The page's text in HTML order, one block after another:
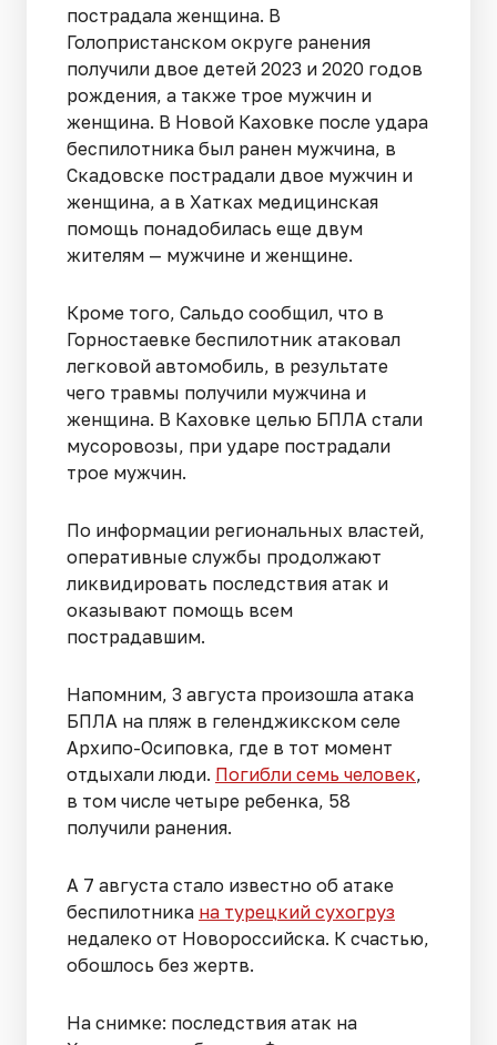
пострадала женщина. В
Голопристанском округе ранения
получили двое детей 2023 и 2020 годов
рождения, а также трое мужчин и
женщина. В Новой Каховке после удара
беспилотника был ранен мужчина, в
Скадовске пострадали двое мужчин и
женщина, а в Хатках медицинская
помощь понадобилась еще двум
жителям — мужчине и женщине.
Кроме того, Сальдо сообщил, что в
Горностаевке беспилотник атаковал
легковой автомобиль, в результате
чего травмы получили мужчина и
женщина. В Каховке целью БПЛА стали
мусоровозы, при ударе пострадали
трое мужчин.
По информации региональных властей,
оперативные службы продолжают
ликвидировать последствия атак и
оказывают помощь всем
пострадавшим.
Напомним, 3 августа произошла атака
БПЛА на пляж в геленджикском селе
Архипо-Осиповка, где в тот момент
отдыхали люди. Погибли семь человек,
в том числе четыре ребенка, 58
получили ранения.
А 7 августа стало известно об атаке
беспилотника на турецкий сухогруз
недалеко от Новороссийска. К счастью,
обошлось без жертв.
На снимке: последствия атак на